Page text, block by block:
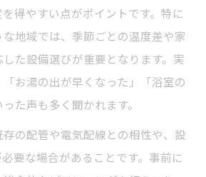
得やすい点がポイントです。特に
地域では、季節ごとの温度差や家
た設備選びが重要となります。実
お湯の出が早くなった」「浴室の
た声も多く聞かれます。
の配管や電気配線との相性や、設
要な場合があることです。事前に